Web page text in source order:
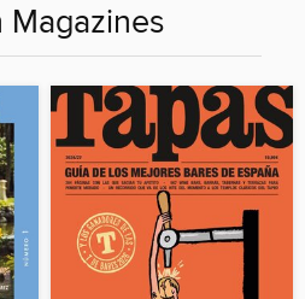
Magazines